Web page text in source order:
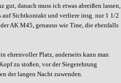
gut, danach muss ich etwas abreißen lassen,
auf Sichtkontakt und verliere insg. nur 1 1/2
AK M45, genauso wie Tine, die ebenfalls
ehrenvoller Platz, anderseits kann man
zu stoßen, vor der Siegerehrung
der langen Nacht zuwenden.